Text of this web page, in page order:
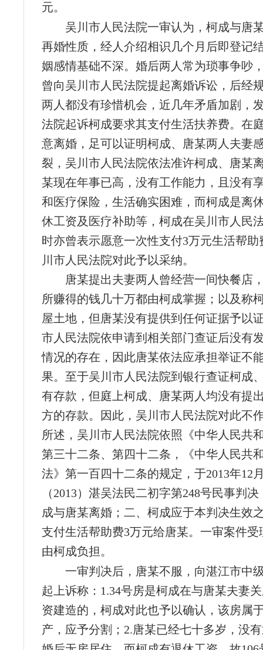
元。
吴川市人民法院一审认为，柯成与唐
再婚性质，经人介绍相识几个月后即登记
姻感情基础不深。婚后两人常为琐事争吵
曾向吴川市人民法院提起离婚诉讼，后经
两人都没有珍惜机会，近几年矛盾加剧，
法院起诉柯成要求其支付生活扶养费。在
意离婚，足可以证明柯成、唐某两人夫妻
裂，吴川市人民法院依法准许柯成、唐某
某现在年事已高，没有工作能力，且没有
和医疗保险，生活确实困难，而柯成是离
休工资及医疗补助等，柯成在吴川市人民
时亦曾表示愿意一次性支付3万元生活帮助
川市人民法院对此予以采纳。
唐某提出夫妻两人曾经营一间快餐店
所赚得的钱几十万都由柯成掌握；以及称
屋土地，但唐某没有提供到任何证据予以
市人民法院依申请到相关部门查证后没有
情况的存在，因此唐某依法应承担举证不
果。至于吴川市人民法院到银行查证柯成
有存款，但庭上柯成、唐某两人均没有提
方的存款。因此，吴川市人民法院对此不
所述，吴川市人民法院依照《中华人民共
第三十二条、第四十二条，《中华人民共
法》第一百四十二条的规定，于2013年12
（2013）湛吴法民二初字第248号民事判
成与唐某离婚；二、柯成应于本判决生效
支付生活帮助费3万元给唐某。一审案件受
由柯成负担。
一审判决后，唐某不服，向湛江市中
起上诉称：1.34号房是柯成在与唐某夫妻
资建造的，柯成对此也予以确认，该房属
产，应予分割；2.唐某已经七十多岁，没